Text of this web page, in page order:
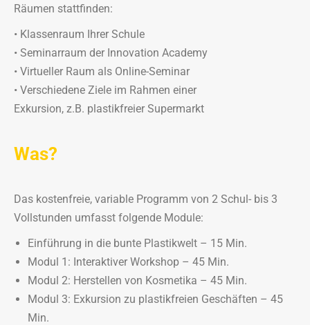
Räumen stattfinden:
• Klassenraum Ihrer Schule
• Seminarraum der Innovation Academy
• Virtueller Raum als Online-Seminar
• Verschiedene Ziele im Rahmen einer
Exkursion, z.B. plastikfreier Supermarkt
Was?
Das kostenfreie, variable Programm von 2 Schul- bis 3
Vollstunden umfasst folgende Module:
Einführung in die bunte Plastikwelt – 15 Min.
Modul 1: Interaktiver Workshop – 45 Min.
Modul 2: Herstellen von Kosmetika – 45 Min.
Modul 3: Exkursion zu plastikfreien Geschäften – 45
Min.